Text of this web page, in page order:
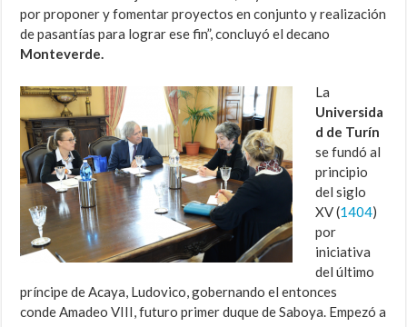
por proponer y fomentar proyectos en conjunto y realización
de pasantías para lograr ese fin”, concluyó el decano
Monteverde.
La
Universida
d de Turín
se fundó al
principio
del siglo
XV (1404)
por
iniciativa
del último
príncipe de Acaya, Ludovico, gobernando el entonces
conde Amadeo VIII, futuro primer duque de Saboya. Empezó a